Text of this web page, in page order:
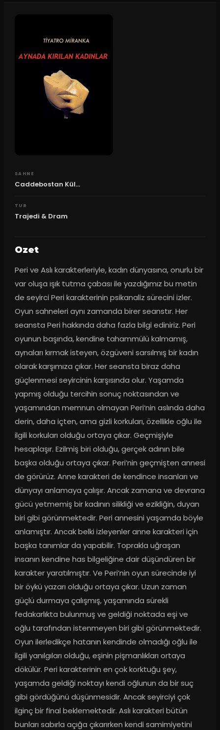
SAHNE
Caddebostan Kül...
TUR
Trajedi & Dram
Ozet
Peri ve Aslı karakterleriyle, kadın dünyasına, onurlu bir
var oluşa ışık tutma çabası ile yazdığımız bu metin
de seyirci Peri karakterinin psikanaliz sürecini izler.
Oyun sahneleri aynı zamanda birer seanstır. Her
seansta Peri hakkında daha fazla bilgi ediniriz. Peri
oyunun başında, kendine tahammülü kalmamış,
aynaları kırmak isteyen, özgüveni sarsılmış bir kadın
olarak karşımıza çıkar. Her seansta biraz daha
güçlenmesi seyircinin karşısında olur. Yaşamda
yapmış olduğu tercihin sonuç noktasından ve
yaşamından memnun olmayan Peri‘nin aslında daha
derin, daha içten, ama gizli korkuları, özellikle oğlu ile
ilgili korkuları olduğu ortaya çıkar. Geçmişiyle
hesaplaşır. Ezilmiş biri olduğu, gerçek adının bile
başka olduğu ortaya çıkar. Peri’nin geçmişten annesi
de görürüz. Anne karakteri de kendince insanları ve
dünyayı anlamaya çalışır. Ancak zamana ve devrana
gücü yetmemiş bir kadının silikliği ve ezikliğin, duyan
biri gibi görünmektedir. Peri annesini yaşamda böyle
anlamıştır. Ancak belki izleyenler anne karakteri için
başka tanımlar da yapabilir. Toprakla uğraşan
insanın kendine has bilgeliğine dair düşündüren bir
karakter yaratılmıştır. Ve Peri’nin oyun sürecinde iyi
bir öykü yazarı olduğu ortaya çıkar. Uzun zaman
güçlü durmaya çalışmış, yaşamında sürekli
fedakarlıkta bulunmuş ve geldiği noktada eşi ve
oğlu tarafından istenmeyen biri gibi görünmektedir.
Oyun ilerledikçe hatanın kendinde olmadığı oğlu ile
ilgili yanılgıları olduğu, eşinin pişmanlıkları ortaya
dökülür. Peri karakterinin en çok korktuğu şey,
yaşamda geldiği noktayı kendi oğlunun da bir suç
gibi gördüğünü düşünmesidir. Ancak seyirciyi çok
ilginç bir final beklemektedir. Aslı karakteri bütün
bunları sabırla açığa çıkarırken kendi samimiyetini